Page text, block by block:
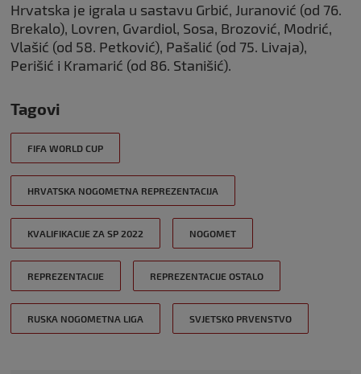
Hrvatska je igrala u sastavu Grbić, Juranović (od 76.
Brekalo), Lovren, Gvardiol, Sosa, Brozović, Modrić,
Vlašić (od 58. Petković), Pašalić (od 75. Livaja),
Perišić i Kramarić (od 86. Stanišić).
Tagovi
FIFA WORLD CUP
HRVATSKA NOGOMETNA REPREZENTACIJA
KVALIFIKACIJE ZA SP 2022 NOGOMET
REPREZENTACIJE REPREZENTACIJE OSTALO
RUSKA NOGOMETNA LIGA SVJETSKO PRVENSTVO